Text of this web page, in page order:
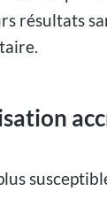
résultats